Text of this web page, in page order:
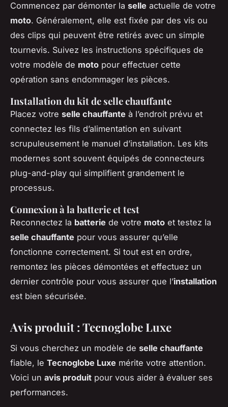
Commencez par démonter la selle actuelle de votre
moto. Généralement, elle est fixée par des vis ou
des clips qui peuvent être retirés avec un simple
tournevis. Suivez les instructions spécifiques de
votre modèle de moto pour effectuer cette
opération sans endommager les pièces.
Installation du kit de selle chauffante
Placez votre selle chauffante à l’endroit prévu et
connectez les fils d’alimentation en suivant
scrupuleusement le manuel d’installation. Les kits
modernes sont souvent équipés de connecteurs
plug-and-play qui simplifient grandement le
processus.
Connexion à la batterie et test
Reconnectez la batterie de votre moto et testez la
selle chauffante pour vous assurer qu’elle
fonctionne correctement. Si tout est en ordre,
remontez les pièces démontées et effectuez un
dernier contrôle pour vous assurer que l’installation
est bien sécurisée.
Avis produit : Tecnoglobe Luxe
Si vous cherchez un modèle de selle chauffante
fiable, le Tecnoglobe Luxe mérite votre attention.
Voici un avis produit pour vous aider à évaluer ses
performances.